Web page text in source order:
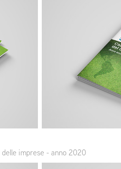
imprese - anno 2020